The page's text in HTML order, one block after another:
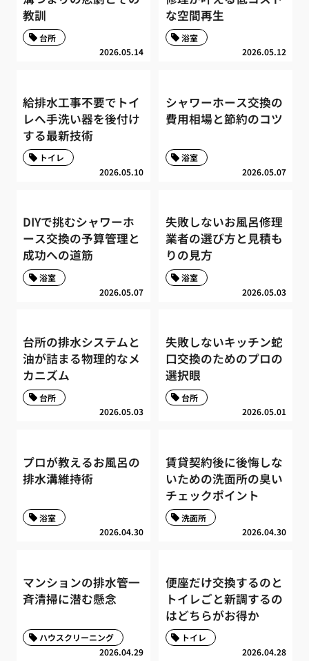
教訓
2026.05.14
台所
な空間再生
2026.05.12
浴室
給排水工事不要でトイ
レへ手洗い器を後付け
する最新技術
2026.05.10
トイレ
シャワーホース交換の
費用相場と節約のコツ
2026.05.07
浴室
DIYで挑むシャワーホ
ース交換の予算管理と
成功への道筋
2026.05.07
浴室
失敗しないお風呂修理
業者の選び方と見積も
りの見方
2026.05.03
浴室
台所の排水システムと
油が詰まる物理的なメ
カニズム
2026.05.03
台所
失敗しないキッチン蛇
口交換のためのプロの
選択眼
2026.05.01
台所
プロが教えるお風呂の
排水溝維持術
2026.04.30
浴室
賃貸契約後に後悔しな
いための洗面所の臭い
チェックポイント
2026.04.30
洗面所
マンションの排水管一
斉清掃に潜む懸念
2026.04.29
ハウスクリーニング
便座だけ交換するのと
トイレごと新調するの
はどちらがお得か
2026.04.28
トイレ